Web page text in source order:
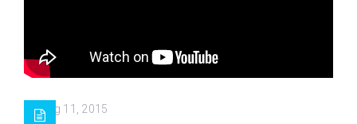
Aug 11, 2015